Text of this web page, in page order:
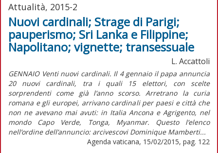
Attualità, 2015-2
Nuovi cardinali; Strage di Parigi;
pauperismo; Sri Lanka e Filippine;
Napolitano; vignette; transessuale
L. Accattoli
GENNAIO Venti nuovi cardinali. Il 4 gennaio il papa annuncia
20 nuovi cardinali, tra i quali 15 elettori, con scelte
sorprendenti come già l’anno scorso. Arretrano la curia
romana e gli europei, arrivano cardinali per paesi e città che
non ne avevano mai avuti: in Italia Ancona e Agrigento, nel
mondo Capo Verde, Tonga, Myanmar. Questo l’elenco
nell’ordine dell’annuncio: arcivescovi Dominique Mamberti...
Agenda vaticana, 15/02/2015, pag. 122